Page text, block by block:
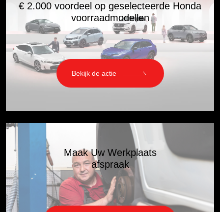
€ 2.000 voordeel op geselecteerde Honda
voorraadmodellen
Bekijk de actie
Maak Uw Werkplaats
afspraak